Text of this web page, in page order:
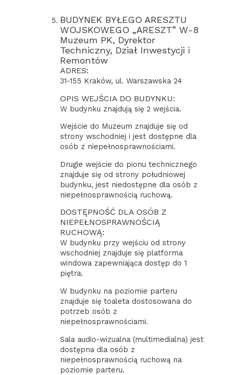
BUDYNEK BYŁEGO ARESZTU
WOJSKOWEGO „ARESZT” W-8
Muzeum PK, Dyrektor
Techniczny, Dział Inwestycji i
Remontów
ADRES:
31-155 Kraków, ul. Warszawska 24
OPIS WEJŚCIA DO BUDYNKU:
W budynku znajdują się 2 wejścia.
Wejście do Muzeum znajduje się od
strony wschodniej i jest dostępne dla
osób z niepełnosprawnościami.
Drugie wejście do pionu technicznego
znajduje się od strony południowej
budynku, jest niedostępne dla osób z
niepełnosprawnością ruchową.
DOSTĘPNOŚĆ DLA OSÓB Z
NIEPEŁNOSPRAWNOŚCIĄ
RUCHOWĄ:
W budynku przy wejściu od strony
wschodniej znajduje się platforma
windowa zapewniająca dostęp do 1
piętra.
W budynku na poziomie parteru
znajduje się toaleta dostosowana do
potrzeb osób z
niepełnosprawnościami.
Sala audio-wizualna (multimedialna) jest
dostępna dla osób z
niepełnosprawnością ruchową na
poziomie parteru.